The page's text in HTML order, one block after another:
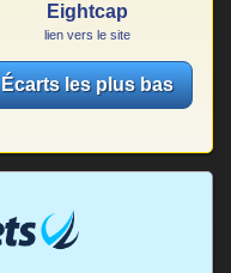
Eightcap
lien vers le site
Écarts les plus bas